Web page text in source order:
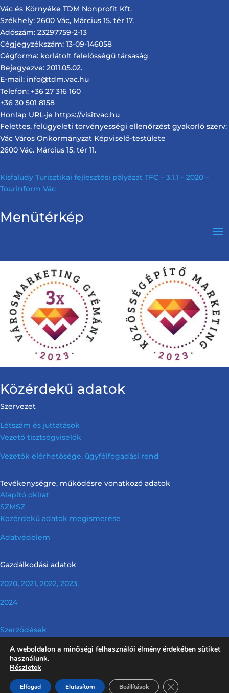
Vác és Környéke TDM Nonprofit Kft.
Székhely: 2600 Vác, Március 15. tér 17.
Adószám: 23297759-2-13
Cégjegyzékszám: 13-09-146058
Cégforma: korlátolt felelősségű társaság
Bejegyezve: 2011.05.02.
E-mail: info@tdm.vac.hu
Telefon: +36 27 316 160
+36 30 501 8158
Honlap URL-je https://visitvac.hu
Felettes, felügyeleti törvényességi ellenőrzést gyakorló szerv:
Vác Város Önkormányzat Képviselő-testülete
2600 Vác. Március 15. tér 11.
Kisfaludy Turisztikai fejlesztési pályázat TFC – 3.1.1 – 2020 –
Tourinform Vác
Menütérkép
Közérdekű adatok
Szervezet
Létszám és juttatások
Vezető tisztségviselők
Vezetők elérhetősége, ügyfélfogadási rend
Tevékenységre, működésre vonatkozó adatok
Alapító okirat
SZMSZ
Közérdekű adatok megismerése
Adatvédelem
Gazdálkodási adatok
2020, 2021, 2022, 2023,
2024
Szerződések
Info tv. előírása szerinti nem releváns információk
A weboldalon a minőségi felhasználói élmény érdekében sütiket
használunk.
Részletek
Elfogad Elutasítom Beállítások Close GDPR